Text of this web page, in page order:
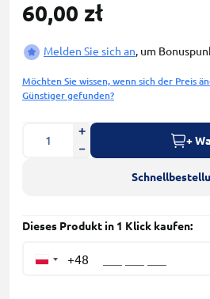
60,00 zł
Melden Sie sich an, um
Möchten Sie wissen, wenn sich der Preis
Günstiger gefunden?
+
Dieses Produkt in 1 Klick kaufen:
+48